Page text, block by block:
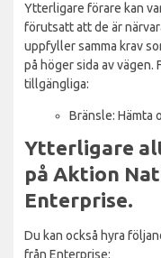
Ytterligare förare kan
förutsatt att de är
uppfyller samma krav
på höger sida av
tillgängliga:
Bränsle: Hämta
Ytterligare
på Aktion
Enterprise.
Du kan också hyra
från Enterprise: